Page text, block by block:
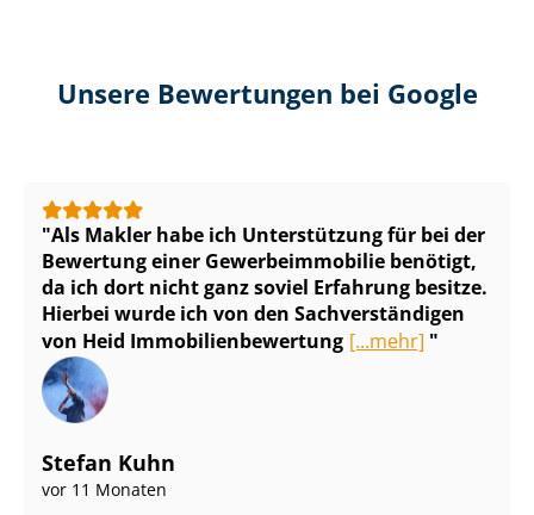
Unsere Bewertungen bei Google
Als Makler habe ich Unterstützung für bei der
Bewertung einer Ge­wer­be­im­mo­bi­lie benötigt,
da ich dort nicht ganz soviel Erfahrung besitze.
Hierbei wurde ich von den Sach­ver­stän­di­gen
von Heid Im­mo­bi­li­en­be­wer­tung [...mehr]
Stefan Kuhn
vor 11 Monaten